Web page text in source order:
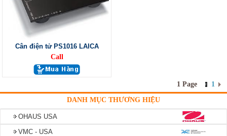
Cân điện tử PS1016 LAICA
Call
1 Page 1
DANH MỤC THƯƠNG HIỆU
OHAUS USA
VMC - USA